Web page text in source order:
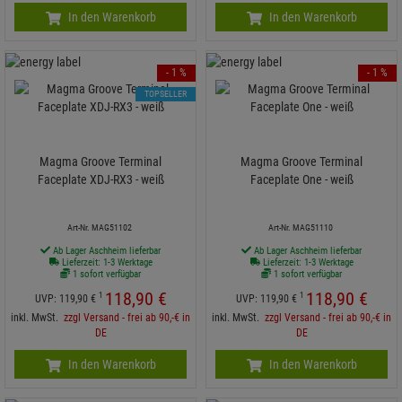
In den Warenkorb In den Warenkorb
Magma Groove Terminal
Faceplate XDJ-RX3 - weiß
Art-Nr. MAG51102
Ab Lager Aschheim lieferbar
Lieferzeit: 1-3 Werktage
1 sofort verfügbar
UVP: 119, 90 € 1 118,90 €
inkl. MwSt. zzgl Versand - frei ab 90,-€ in
DE
- 1 %
TOPSELLER
In den Warenkorb
Magma Groove Terminal
Faceplate One - weiß
Art-Nr. MAG51110
Ab Lager Aschheim lieferbar
Lieferzeit: 1-3 Werktage
1 sofort verfügbar
UVP: 119, 90 € 1 118,90 €
inkl. MwSt. zzgl Versand - frei ab 90,-€ in
DE
- 1 %
In den Warenkorb